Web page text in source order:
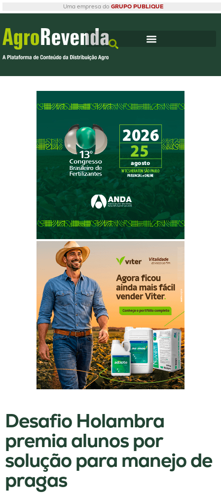
Uma empresa do GRUPO PUBLIQUE
Desafio Holambra
premia alunos por
solução para manejo de
pragas